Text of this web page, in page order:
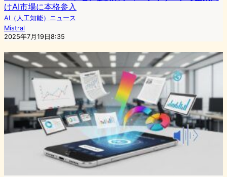
けAI市場に本格参入
AI（人工知能）ニュース
Mistral
2025年7月19日8:35